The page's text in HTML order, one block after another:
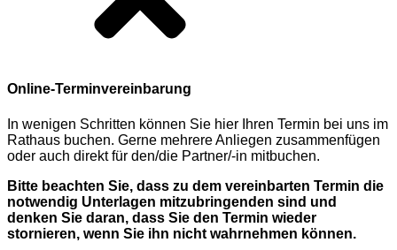
Online-Terminvereinbarung
In wenigen Schritten können Sie hier Ihren Termin bei uns im
Rathaus buchen. Gerne mehrere Anliegen zusammenfügen
oder auch direkt für den/die Partner/-in mitbuchen.
Bitte beachten Sie, dass zu dem vereinbarten Termin die
notwendig Unterlagen mitzubringenden sind und
denken Sie daran, dass Sie den Termin wieder
stornieren, wenn Sie ihn nicht wahrnehmen können.